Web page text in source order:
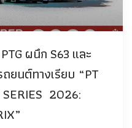
ผนึก S63 และ
ยนต์ทางเรียบ “PT
SERIES 2026: